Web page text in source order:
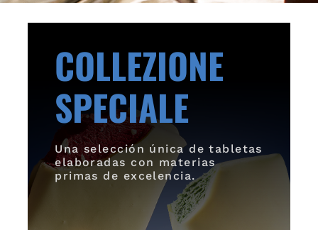
COLLEZIONE
SPECIALE
Una selección única de tabletas
elaboradas con materias
primas de excelencia.